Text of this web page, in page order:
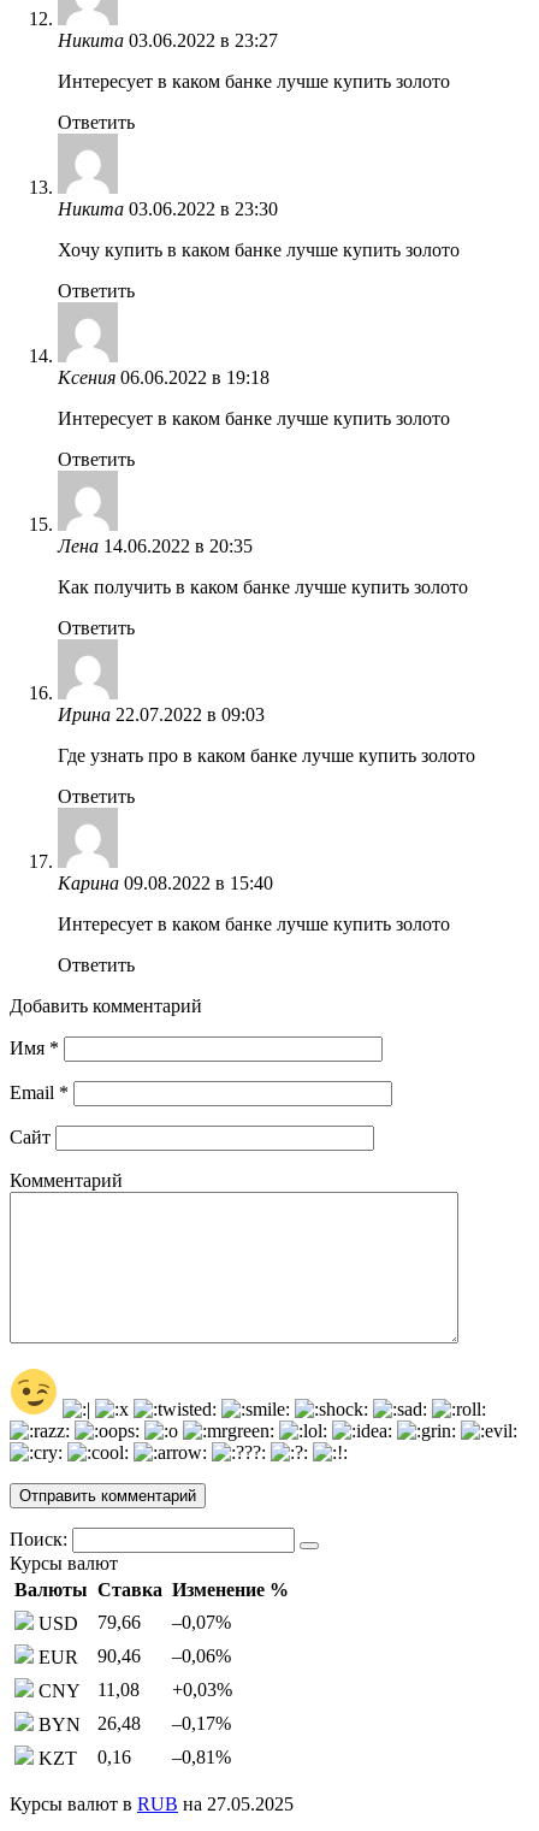
Никита 03.06.2022 в 23:27
Интересует в каком банке лучше купить золото
Ответить
Никита 03.06.2022 в 23:30
Хочу купить в каком банке лучше купить золото
Ответить
Ксения 06.06.2022 в 19:18
Интересует в каком банке лучше купить золото
Ответить
Лена 14.06.2022 в 20:35
Как получить в каком банке лучше купить золото
Ответить
Ирина 22.07.2022 в 09:03
Где узнать про в каком банке лучше купить золото
Ответить
Карина 09.08.2022 в 15:40
Интересует в каком банке лучше купить золото
Ответить
Добавить комментарий
Имя *
Email *
Сайт
Комментарий
Поиск:
Курсы валют
Валюты Ставка Изменение %
USD
79,66 –0,07%
EUR
90,46 –0,06%
CNY
11,08 +0,03%
BYN
26,48 –0,17%
KZT
0,16 –0,81%
Курсы валют в RUB на 27.05.2025